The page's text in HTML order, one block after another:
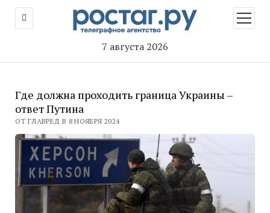
7 августа 2026
меню
Где должна проходить граница Украины –
ответ Путина
ОТ ГЛАВРЕД В 8 НОЯБРЯ 2024